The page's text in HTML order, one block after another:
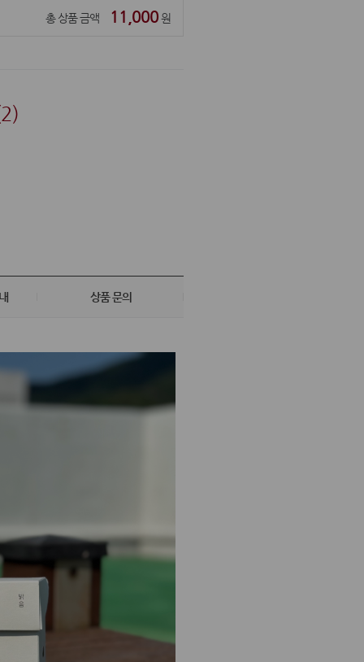
총 상품 금액 11,000원
상품 문의